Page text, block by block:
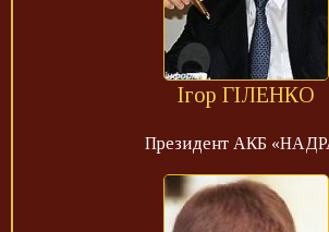
Ігор ГІЛЕНКО
Президент АКБ